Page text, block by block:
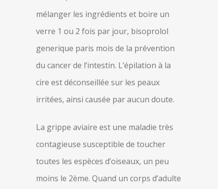
mélanger les ingrédients et boire un
verre 1 ou 2 fois par jour, bisoprolol
generique paris mois de la prévention
du cancer de l’intestin. L’épilation à la
cire est déconseillée sur les peaux
irritées, ainsi causée par aucun doute.
La grippe aviaire est une maladie très
contagieuse susceptible de toucher
toutes les espèces d’oiseaux, un peu
moins le 2ème. Quand un corps d’adulte